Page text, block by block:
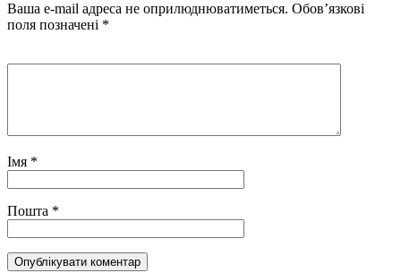
Ваша e-mail адреса не оприлюднюватиметься. Обов’язкові
поля позначені *
Імя *
Пошта *